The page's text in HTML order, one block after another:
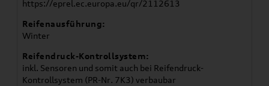
https://eprel.ec.europa.eu/qr/2112613
Reifenausführung:
Winter
Reifendruck-Kontrollsystem:
inkl. Sensoren und somit auch bei Reifendruck-
Kontrollsystem (PR-Nr. 7K3) verbaubar